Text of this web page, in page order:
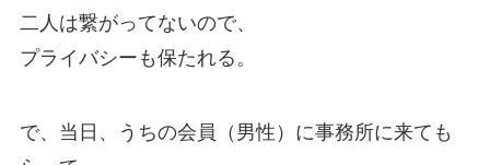
二人は繋がってないので、
プライバシーも保たれる。
で、当日、うちの会員（男性）に事務所に来ても